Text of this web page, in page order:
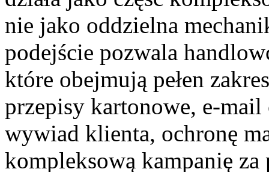
nie jako oddzielna
podejście pozwala
które obejmują pełen
przepisy kartonowe, e-
wywiad klienta, ochronę
kompleksową kampanię za